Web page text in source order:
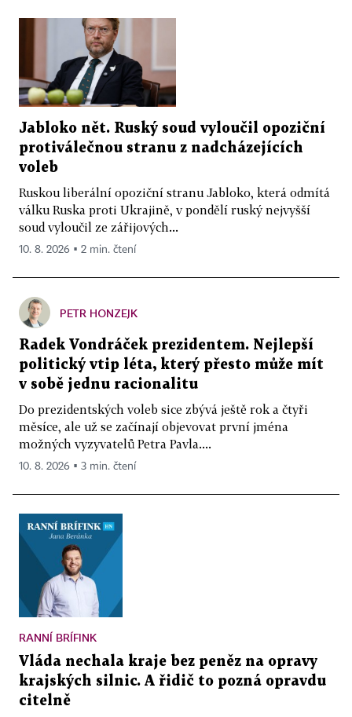
Jabloko nět. Ruský soud vyloučil opoziční
protiválečnou stranu z nadcházejících
voleb
Ruskou liberální opoziční stranu Jabloko, která odmítá
válku Ruska proti Ukrajině, v pondělí ruský nejvyšší
soud vyloučil ze zářijových...
10. 8. 2026 ▪ 2 min. čtení
PETR HONZEJK
Radek Vondráček prezidentem. Nejlepší
politický vtip léta, který přesto může mít
v sobě jednu racionalitu
Do prezidentských voleb sice zbývá ještě rok a čtyři
měsíce, ale už se začínají objevovat první jména
možných vyzyvatelů Petra Pavla....
10. 8. 2026 ▪ 3 min. čtení
RANNÍ BRÍFINK
Vláda nechala kraje bez peněz na opravy
krajských silnic. A řidič to pozná opravdu
citelně